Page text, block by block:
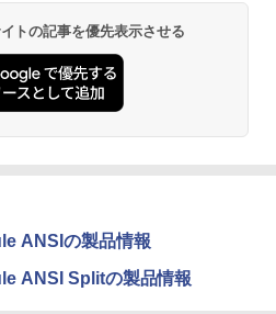
トの記事を優先表示させる
ANSIの製品情報
ANSI Splitの製品情報